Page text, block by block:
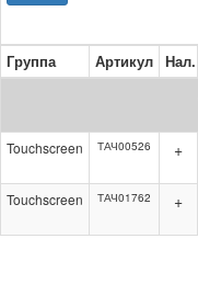
Группа Артикул Нал.
Touchscreen ТАЧ00526 +
Touchscreen ТАЧ01762 +